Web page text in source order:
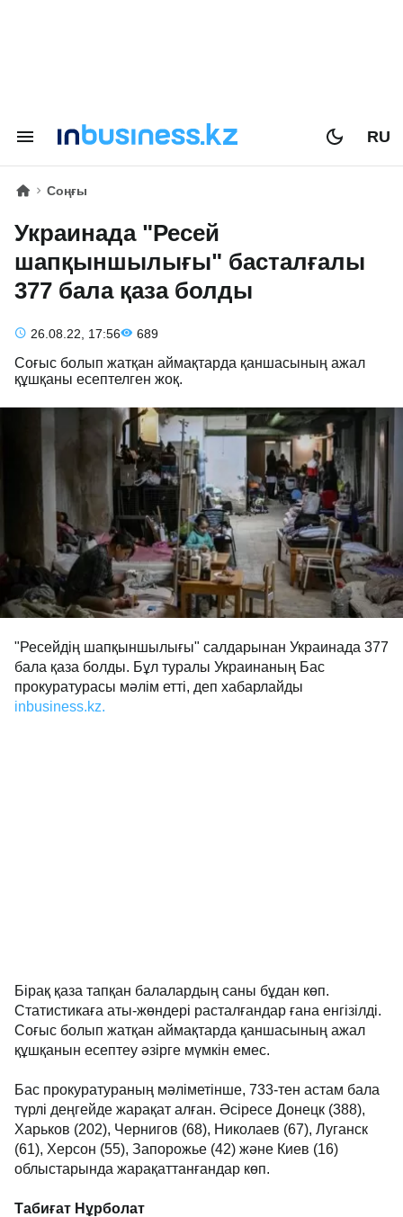
RU
Соңғы
Украинада "Ресей
шапқыншылығы" басталғалы
377 бала қаза болды
26.08.22, 17:56 689
Соғыс болып жатқан аймақтарда қаншасының ажал
құшқаны есептелген жоқ.
"Ресейдің шапқыншылығы" салдарынан Украинада 377
бала қаза болды. Бұл туралы Украинаның Бас
прокуратурасы мәлім етті, деп хабарлайды
inbusiness.kz.
Бірақ қаза тапқан балалардың саны бұдан көп.
Статистикаға аты-жөндері расталғандар ғана енгізілді.
Соғыс болып жатқан аймақтарда қаншасының ажал
құшқанын есептеу әзірге мүмкін емес.
Бас прокуратураның мәліметінше, 733-тен астам бала
түрлі деңгейде жарақат алған. Әсіресе Донецк (388),
Харьков (202), Чернигов (68), Николаев (67), Луганск
(61), Херсон (55), Запорожье (42) және Киев (16)
облыстарында жарақаттанғандар көп.
Табиғат Нұрболат